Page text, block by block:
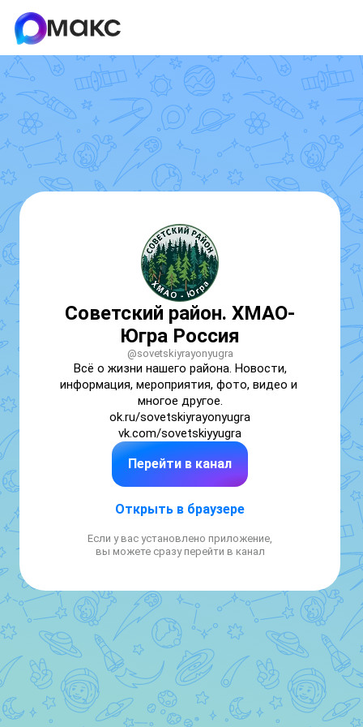
Советский район. ХМАО-
Югра Россия
@sovetskiyrayonyugra
Всё о жизни нашего района. Новости,
информация, мероприятия, фото, видео и
многое другое.
ok.ru/sovetskiyrayonyugra
vk.com/sovetskiyyugra
Перейти в канал
Открыть в браузере
Если у вас установлено приложение,
вы можете сразу перейти в канал